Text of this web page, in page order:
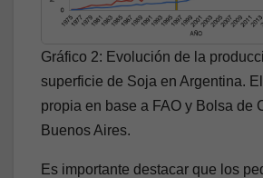
Gráfico 2: Evolución de la
superficie de Soja en Argentina.
propia en base a FAO y Bolsa de
Buenos Aires.
Es importante destacar que los